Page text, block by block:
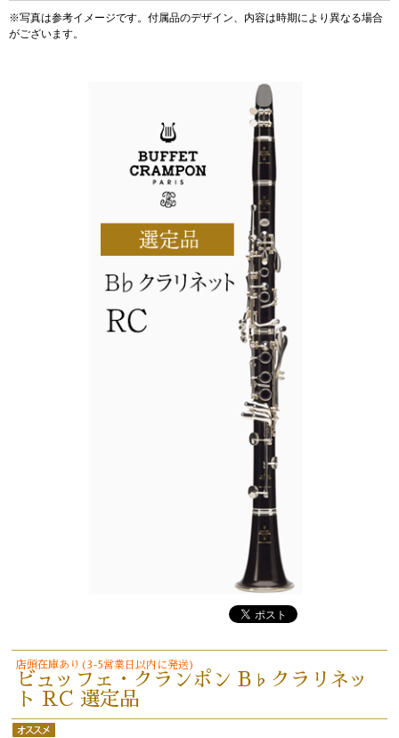
※写真は参考イメージです。付属品のデザイン、内容は時期により異なる場合
がございます。
店頭在庫あり(3-5営業日以内に発送)
ビュッフェ・クランポン B♭クラリネッ
ト RC 選定品